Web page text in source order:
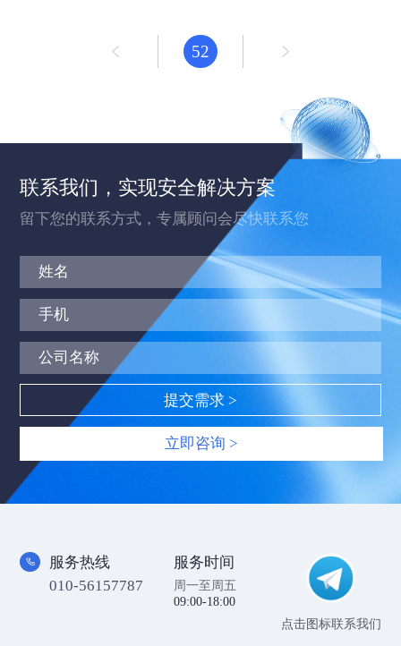
52
联系我们，实现安全解决方案
留下您的联系方式，专属顾问会尽快联系您
立即咨询 >
服务热线
010-56157787
服务时间
周一至周五
09:00-18:00
点击图标联系我们